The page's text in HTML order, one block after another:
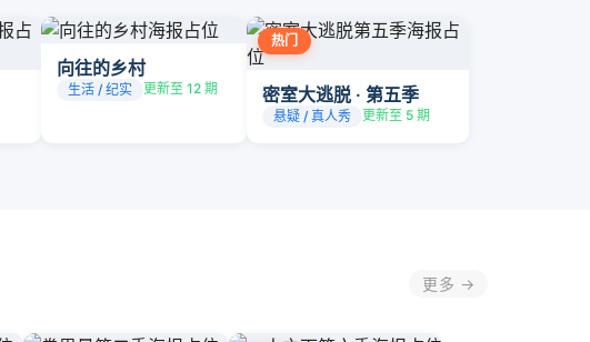
向往的乡村
生活 / 纪实 更新至 12 期
热门
密室大逃脱 · 第五季
悬疑 / 真人秀 更新至 5 期
更多 →